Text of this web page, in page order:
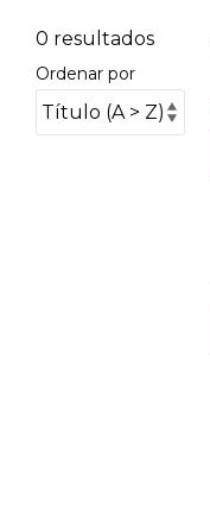
0 resultados
Ordenar por